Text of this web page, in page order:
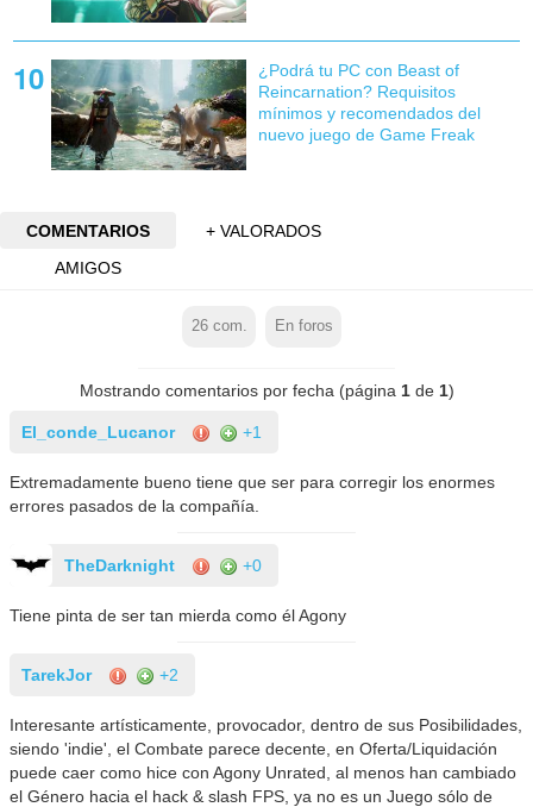
¿Podrá tu PC con Beast of
Reincarnation? Requisitos
mínimos y recomendados del
nuevo juego de Game Freak
COMENTARIOS
+ VALORADOS
AMIGOS
26com. En foros
Mostrando comentarios por fecha (página 1de 1)
El_conde_Lucanor +1
Extremadamente bueno tiene que ser para corregir los enormes
errores pasados de la compañía.
TheDarknight +0
Tiene pinta de ser tan mierda como él Agony
TarekJor +2
Interesante artísticamente, provocador, dentro de sus Posibilidades,
siendo 'indie', el Combate parece decente, en Oferta/Liquidación
puede caer como hice con Agony Unrated, al menos han cambiado
el Género hacia el hack & slash FPS, ya no es un Juego sólo de